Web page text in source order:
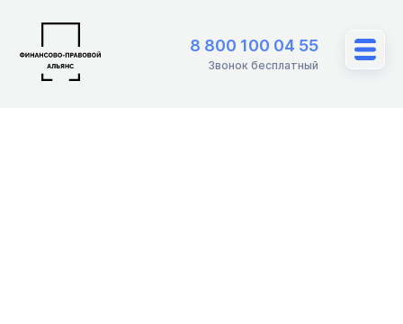
8 800 100 04 55
Звонок бесплатный